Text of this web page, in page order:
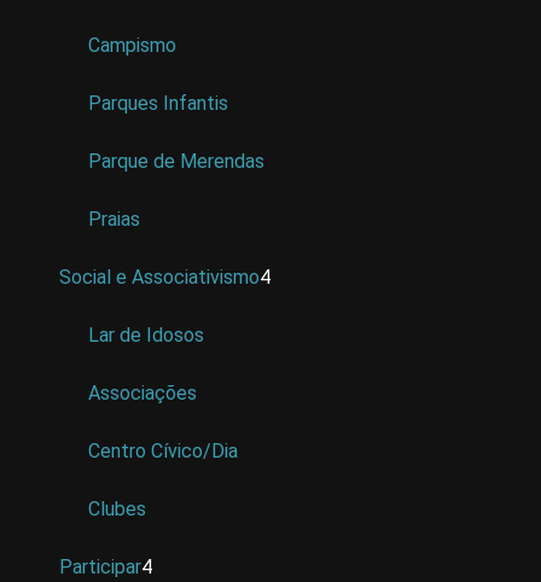
Campismo
Parques Infantis
Parque de Merendas
Praias
Social e Associativismo4
Lar de Idosos
Associações
Centro Cívico/Dia
Clubes
Participar4